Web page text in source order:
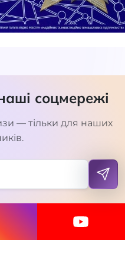
соцмережі
— тільки для наших